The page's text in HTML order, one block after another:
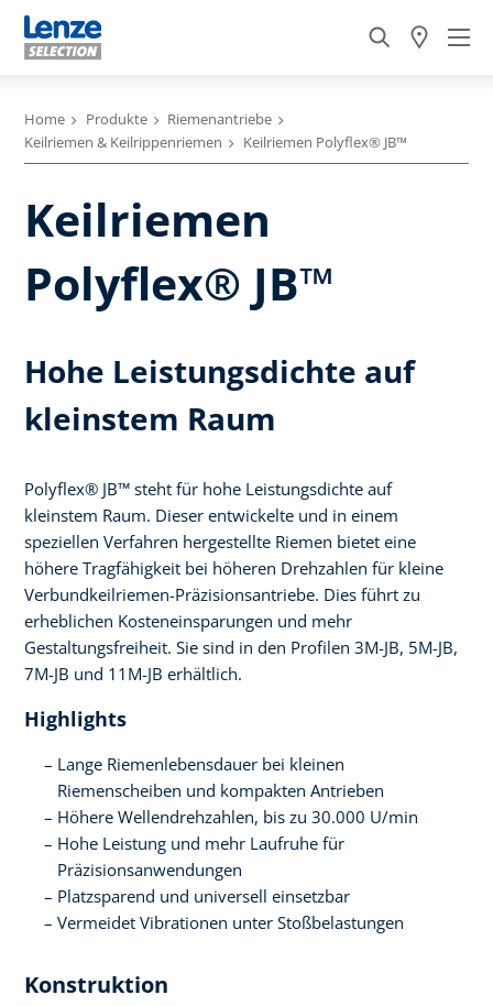
Home Produkte
Riemenantriebe
Keilriemen & Keilrippenriemen
Keilriemen Polyflex® JB™
Keilriemen
Polyflex® JB™
Hohe Leistungsdichte auf
kleinstem Raum
Polyflex® JB™ steht für hohe Leistungsdichte auf
kleinstem Raum. Dieser entwickelte und in einem
speziellen Verfahren hergestellte Riemen bietet eine
höhere Tragfähigkeit bei höheren Drehzahlen für kleine
Verbundkeilriemen-Präzisionsantriebe. Dies führt zu
erheblichen Kosteneinsparungen und mehr
Gestaltungsfreiheit. Sie sind in den Profilen 3M-JB, 5M-JB,
7M-JB und 11M-JB erhältlich.
Highlights
Lange Riemenlebensdauer bei kleinen
Riemenscheiben und kompakten Antrieben
Höhere Wellendrehzahlen, bis zu 30.000 U/min
Hohe Leistung und mehr Laufruhe für
Präzisionsanwendungen
Platzsparend und universell einsetzbar
Vermeidet Vibrationen unter Stoßbelastungen
Konstruktion